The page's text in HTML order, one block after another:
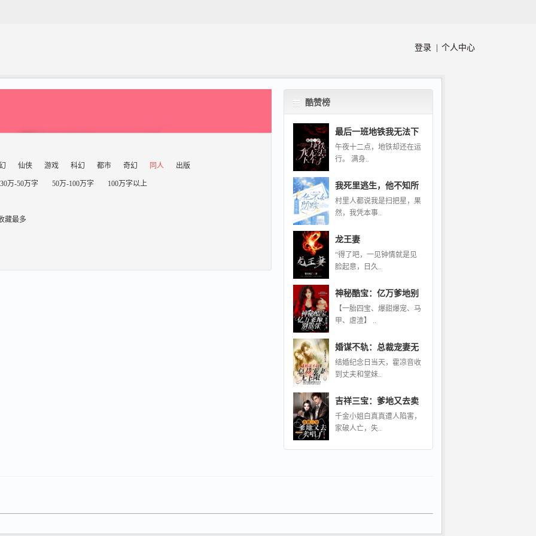
登录 | 个人中心
仙侠 游戏 科幻 都市 奇幻 同人 出版
30万-50万字 50万-100万字 100万字以上
藏最多
酷赞榜
最后一班地铁我无法下
午夜十二点，地铁却还在运
行。 满身..
我死里逃生，他不知所
村里人都说我是扫把星，果
然，我凭本事..
龙王妻
“得了吧，一见钟情就是见
脸起意，日久..
神秘酷宝：亿万爹地别
【一胎四宝、爆甜爆宠、马
甲、虐渣】 ..
婚谋不轨：总裁宠妻无
结婚纪念日当天，霍凉音收
到丈夫和堂妹..
吉祥三宝：爹地又去卖
千金小姐白真真遭人陷害，
家破人亡，失..